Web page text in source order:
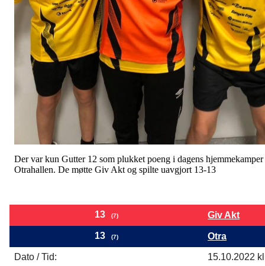
Der var kun Gutter 12 som plukket poeng i dagens
Otrahallen. De møtte Giv Akt og spilte uavgjort 13-13
13 (7) Giv Akt
13 (7) Otra
Dato / Tid:
15.10.2022